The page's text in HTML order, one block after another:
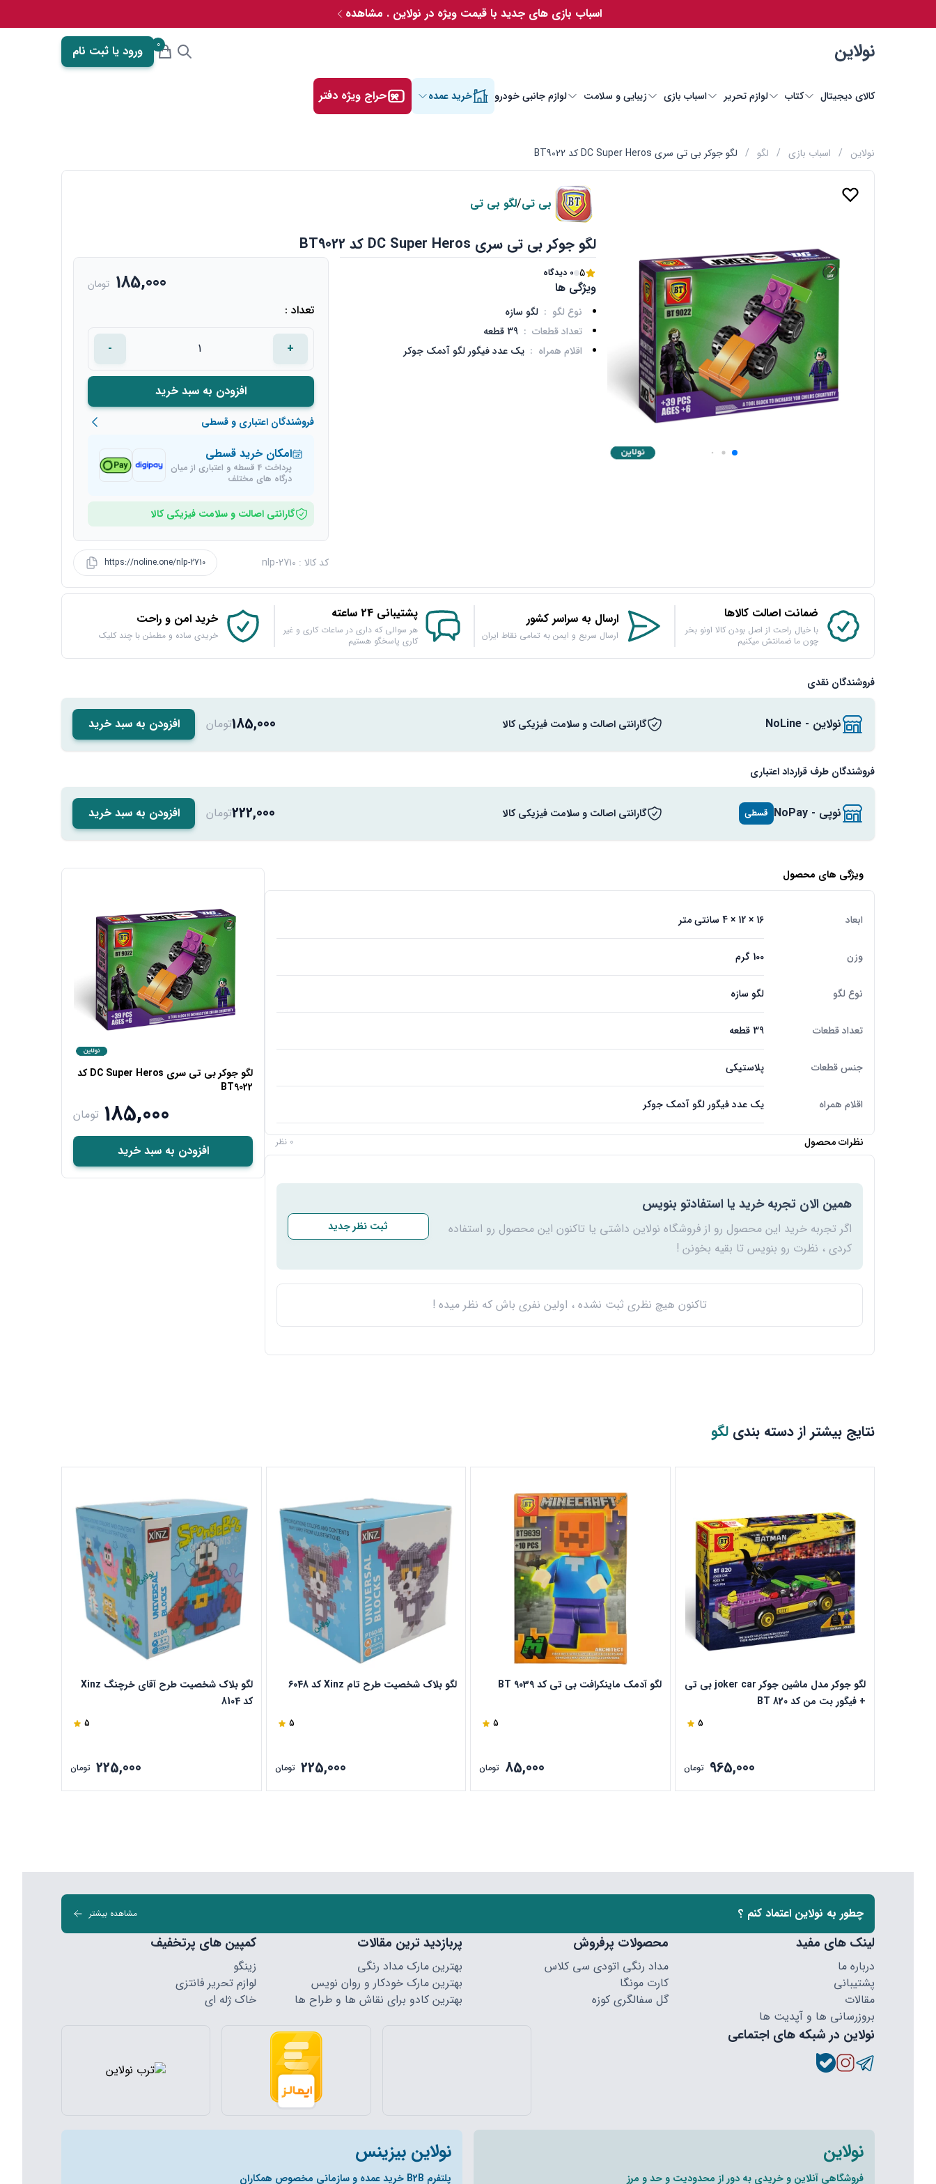
اسباب بازی های جدید با قیمت ویژه در نولاین . مشاهده
نولاین
کالای دیجیتال کتاب لوازم تحریر اسباب بازی زیبایی و سلامت لوازم جانبی خودرو خرید عمده حراج ویژه دفتر
0 ورود یا ثبت نام
نولاین / اسباب بازی / لگو / لگو جوکر بی تی سری DC Super Heros کد BT9022
بی تی/لگو بی تی
لگو جوکر بی تی سری DC Super Heros کد BT9022
5 0 دیدگاه
ویژگی ها
نوع لگو : لگو سازه
تعداد قطعات : 39 قطعه
اقلام همراه : یک عدد فیگور لگو آدمک جوکر
185,000 تومان
تعداد :
+
-
افزودن به سبد خرید
فروشندگان اعتباری و قسطی
امکان خرید قسطی
پرداخت 4 قسطه و اعتباری از میان
درگاه های مختلف
گارانتی اصالت و سلامت فیزیکی کالا
کد کالا : nlp-2710 https://noline.one/nlp-2710
ضمانت اصالت کالاها
با خیال راحت از اصل بودن کالا اونو بخر
چون ما ضمانتش میکنیم
ارسال به سراسر کشور
ارسال سریع و ایمن به تمامی نقاط ایران
پشتیبانی 24 ساعته
هر سوالی که داری در ساعات کاری و غیر
کاری پاسخگو هستیم
خرید امن و راحت
خریدی ساده و مطمئن با چند کلیک
فروشندگان نقدی
نولاین - NoLine گارانتی اصالت و سلامت فیزیکی کالا 185,000تومان افزودن به سبد خرید
فروشندگان طرف قرارداد اعتباری
نوپی - NoPay قسطی گارانتی اصالت و سلامت فیزیکی کالا 222,000تومان افزودن به سبد خرید
ویژگی های محصول
ابعاد 16 × 12 × 4 سانتی متر
وزن 100 گرم
نوع لگو لگو سازه
تعداد قطعات 39 قطعه
جنس قطعات پلاستیکی
اقلام همراه یک عدد فیگور لگو آدمک جوکر
نظرات محصول 0 نظر
همین الان تجربه خرید یا استفادتو بنویس
اگر تجربه خرید این محصول رو از فروشگاه نولاین داشتی یا تاکنون این محصول رو استفاده
کردی ، نظرت رو بنویس تا بقیه بخونن !
ثبت نظر جدید
تاکنون هیچ نظری ثبت نشده ، اولین نفری باش که نظر میده !
لگو جوکر بی تی سری DC Super Heros کد
BT9022
185,000 تومان
افزودن به سبد خرید
نتایج بیشتر از دسته بندی لگو
لگو جوکر مدل ماشین جوکر joker car بی تی
+ فیگور بت من کد BT 820
5
965,000 تومان
لگو آدمک ماینکرافت بی تی کد BT 9039
5
85,000 تومان
لگو بلاک شخصیت طرح تام Xinz کد 6048
5
225,000 تومان
لگو بلاک شخصیت طرح آقای خرچنگ Xinz
کد 8104
5
225,000 تومان
چطور به نولاین اعتماد کنم ؟ مشاهده بیشتر
لینک های مفید
درباره ما
پشتیبانی
مقالات
بروزرسانی ها و آپدیت ها
محصولات پرفروش
مداد رنگی اتودی سی کلاس
کارت مونگا
گل سفالگری کوزه
پربازدید ترین مقالات
بهترین مارک مداد رنگی
بهترین مارک خودکار و روان نویس
بهترین کادو برای نقاش ها و طراح ها
کمپین های پرتخفیف
زینگو
لوازم تحریر فانتزی
خاک ژله ای
نولاین در شبکه های اجتماعی
نولاین
فروشگاهی آنلاین و خریدی به دور از محدودیت و حد و مرز
نولاین بیزینس
پلتفرم B2B خرید عمده و سازمانی مخصوص همکاران